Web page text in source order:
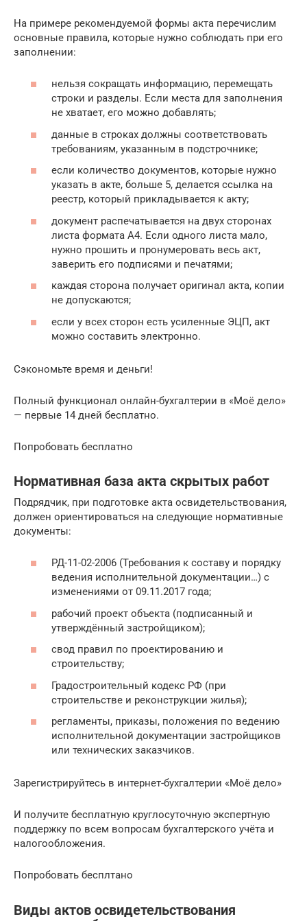
На примере рекомендуемой формы акта перечислим
основные правила, которые нужно соблюдать при его
заполнении:
нельзя сокращать информацию, перемещать
строки и разделы. Если места для заполнения
не хватает, его можно добавлять;
данные в строках должны соответствовать
требованиям, указанным в подстрочнике;
если количество документов, которые нужно
указать в акте, больше 5, делается ссылка на
реестр, который прикладывается к акту;
документ распечатывается на двух сторонах
листа формата А4. Если одного листа мало,
нужно прошить и пронумеровать весь акт,
заверить его подписями и печатями;
каждая сторона получает оригинал акта, копии
не допускаются;
если у всех сторон есть усиленные ЭЦП, акт
можно составить электронно.
Сэкономьте время и деньги!
Полный функционал онлайн-бухгалтерии в «Моё дело»
— первые 14 дней бесплатно.
Попробовать бесплатно
Нормативная база акта скрытых работ
Подрядчик, при подготовке акта освидетельствования,
должен ориентироваться на следующие нормативные
документы:
РД-11-02-2006 (Требования к составу и порядку
ведения исполнительной документации…) с
изменениями от 09.11.2017 года;
рабочий проект объекта (подписанный и
утверждённый застройщиком);
свод правил по проектированию и
строительству;
Градостроительный кодекс РФ (при
строительстве и реконструкции жилья);
регламенты, приказы, положения по ведению
исполнительной документации застройщиков
или технических заказчиков.
Зарегистрируйтесь в интернет-бухгалтерии «Моё дело»
И получите бесплатную круглосуточную экспертную
поддержку по всем вопросам бухгалтерского учёта и
налогообложения.
Попробовать бесплтано
Виды актов освидетельствования